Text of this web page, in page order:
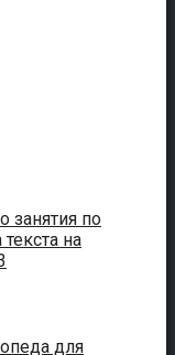
занятия по
на
для